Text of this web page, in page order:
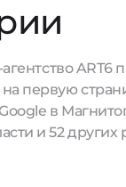
ART6
на первую
в
и 52 других